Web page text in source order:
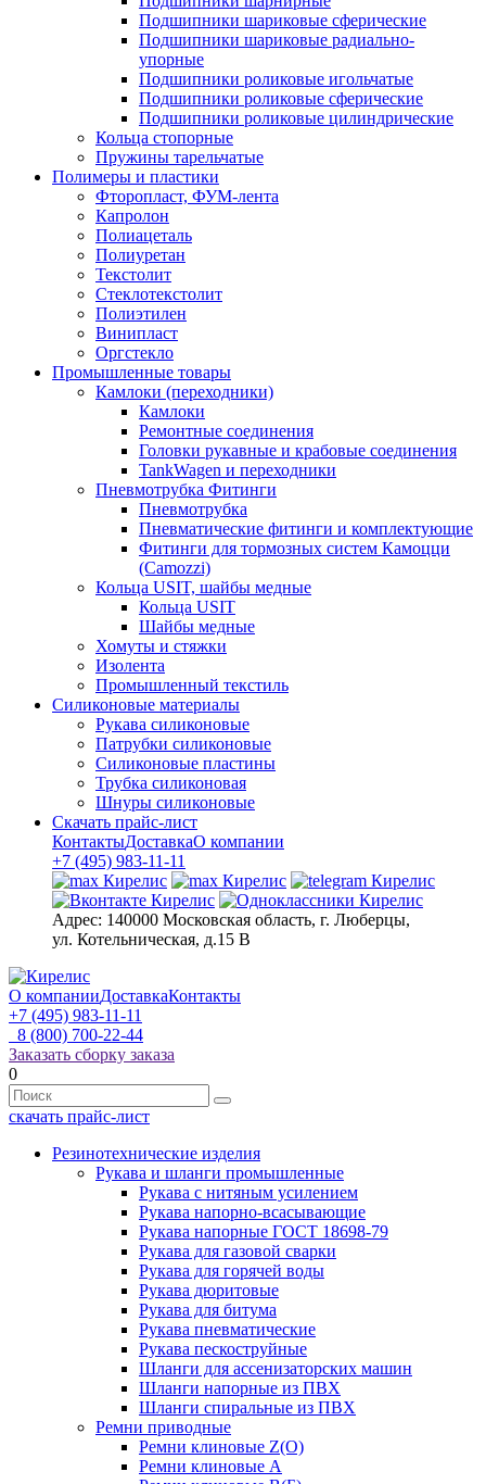
Подшипники шариковые сферические
Подшипники шариковые радиально-
упорные
Подшипники роликовые игольчатые
Подшипники роликовые сферические
Подшипники роликовые цилиндрические
Кольца стопорные
Пружины тарельчатые
Полимеры и пластики
Фторопласт, ФУМ-лента
Капролон
Полиацеталь
Полиуретан
Текстолит
Стеклотекстолит
Полиэтилен
Винипласт
Оргстекло
Промышленные товары
Камлоки (переходники)
Камлоки
Ремонтные соединения
Головки рукавные и крабовые соединения
TankWagen и переходники
Пневмотрубка Фитинги
Пневмотрубка
Пневматические фитинги и комплектующие
Фитинги для тормозных систем Камоцци
(Camozzi)
Кольца USIT, шайбы медные
Кольца USIT
Шайбы медные
Хомуты и стяжки
Изолента
Промышленный текстиль
Силиконовые материалы
Рукава силиконовые
Патрубки силиконовые
Силиконовые пластины
Трубка силиконовая
Шнуры силиконовые
Скачать прайс-лист
КонтактыДоставкаО компании
+7 (495) 983-11-11
Адрес: 140000 Московская область, г. Люберцы,
ул. Котельническая, д.15 В
О компанииДоставкаКонтакты
+7 (495) 983-11-11
8 (800) 700-22-44
Заказать сборку заказа
0
скачать прайс-лист
Резинотехнические изделия
Рукава и шланги промышленные
Рукава с нитяным усилением
Рукава напорно-всасывающие
Рукава напорные ГОСТ 18698-79
Рукава для газовой сварки
Рукава для горячей воды
Рукава дюритовые
Рукава для битума
Рукава пневматические
Рукава пескоструйные
Шланги для ассенизаторских машин
Шланги напорные из ПВХ
Шланги спиральные из ПВХ
Ремни приводные
Ремни клиновые Z(О)
Ремни клиновые А